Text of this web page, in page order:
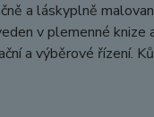
a láskyplně
v plemenné
a výběrové řízení.